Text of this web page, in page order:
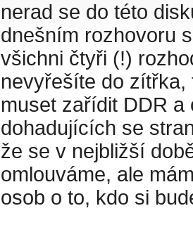
nerad se do této
dnešním rozhovoru
všichni čtyři (!)
nevyřešíte do zítřka,
muset zařídit DDR
dohadujících se
že se v nejbližší
omlouváme, ale
osob o to, kdo si